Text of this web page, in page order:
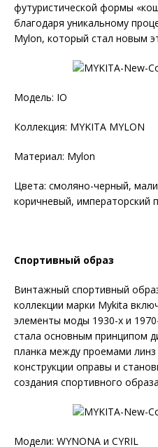
футуристической формы
благодаря уникальному
Mylon, который стал новым
Модель: IO
Коллекция: MYKITA MYLON
Материал: Mylon
Цвета: смоляно-черный,
коричневый, императорский
Спортивный образ
Винтажный спортивный
коллекции марки Mykita
элементы моды 1930-х и
стала основным принципом
планка между проемами
конструкции оправы и
создания спортивного
Модели: WYNONA и CYRIL